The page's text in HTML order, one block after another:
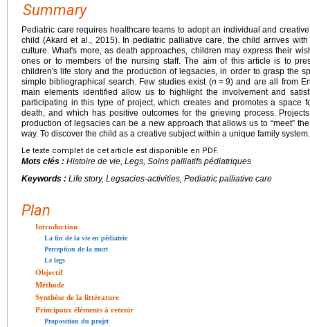
Summary
Pediatric care requires healthcare teams to adopt an individual and
child (Akard et al., 2015). In pediatric palliative care, the child arrives
culture. What's more, as death approaches, children may express their
ones or to members of the nursing staff. The aim of this article is to
children's life story and the production of legsacies, in order to grasp the
simple bibliographical search. Few studies exist (n = 9) and are all from
main elements identified allow us to highlight the involvement and
participating in this type of project, which creates and promotes a space
death, and which has positive outcomes for the grieving process.
production of legsacies can be a new approach that allows us to “meet”
way. To discover the child as a creative subject within a unique family system.
Le texte complet de cet article est disponible en PDF.
Mots clés : Histoire de vie, Legs, Soins palliatifs pédiatriques
Keywords : Life story, Legsacies-activities, Pediatric palliative care
Plan
Introduction
La fin de la vie en pédiatrie
Perception de la mort
Le legs
Objectif
Méthode
Synthèse de la littérature
Principaux éléments à retenir
Proposition du projet